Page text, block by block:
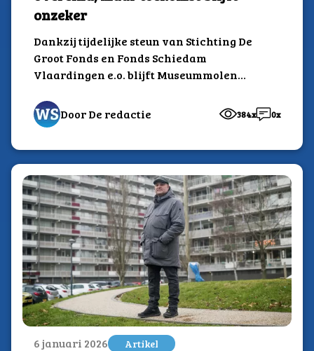
onzeker
Dankzij tijdelijke steun van Stichting De
Groot Fonds en Fonds Schiedam
Vlaardingen e.o. blijft Museummolen
Door De redactie
384x 0x
6 januari 2026 Artikel